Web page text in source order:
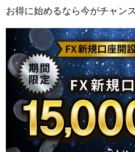
お得に始めるなら今がチャンス